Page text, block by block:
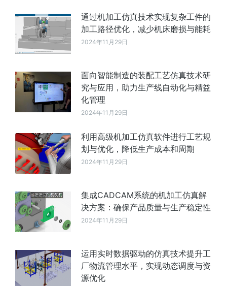
通过机加工仿真技术实现复杂工件的
加工路径优化，减少机床磨损与能耗
2024年11月29日
面向智能制造的装配工艺仿真技术研
究与应用，助力生产线自动化与精益
化管理
2024年11月29日
利用高级机加工仿真软件进行工艺规
划与优化，降低生产成本和周期
2024年11月29日
集成CADCAM系统的机加工仿真解
决方案：确保产品质量与生产稳定性
2024年11月29日
运用实时数据驱动的仿真技术提升工
厂物流管理水平，实现动态调度与资
源优化